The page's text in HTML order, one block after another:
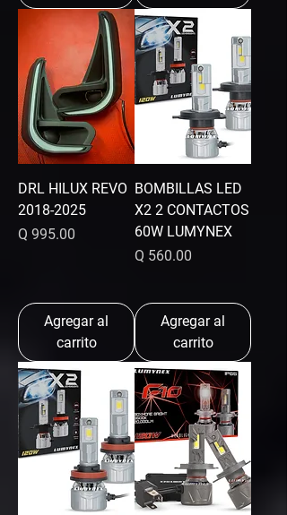
DRL HILUX REVO
2018-2025
Precio
Q 995.00
Agregar al
carrito
BOMBILLAS LED
X2 2 CONTACTOS
60W LUMYNEX
Precio
Q 560.00
Agregar al
carrito